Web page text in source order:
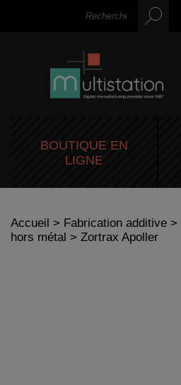
BOUTIQUE EN
LIGNE
Accueil > Fabrication additive >
hors métal > Zortrax Apoller